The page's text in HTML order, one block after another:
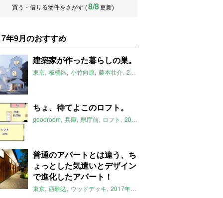
買う・借りる物件をさがす (8/8更新)
年9月のおすすめ
建築家が作った暮らしの巣。
東京 板橋区 小竹向原 藤本壮介 2017年9月のおすすめ
ちょ、待てよこのロフト。
goodroom 兵庫 県庁前 ロフト 2017年9月のおすすめ
普通のアパートとは違う、ち
ょっとした気遣いとデザイン
で進化したアパート！
東京 西駒込 ウッドデッキ 2017年9月のおすすめ